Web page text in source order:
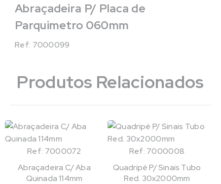
Abraçadeira P/ Placa de
Parquimetro 060mm
Ref: 7000099
Produtos Relacionados
Ref: 7000072
Abraçadeira C/ Aba
Quinada 114mm
Ref: 7000008
Quadripé P/ Sinais Tubo
Red. 30x2000mm